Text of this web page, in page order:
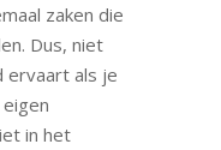
zaken die
Dus, niet
ervaart als je
in het